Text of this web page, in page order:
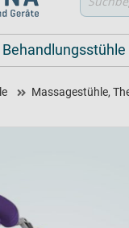
Behandlungsstühle
Massagestühle,